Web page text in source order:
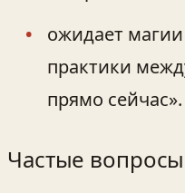
ожидает
практики
прямо сейчас».
Частые вопросы